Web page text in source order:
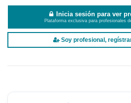
Inicia sesión para ver
Plataforma exclusiva para profesionales
Soy profesional,